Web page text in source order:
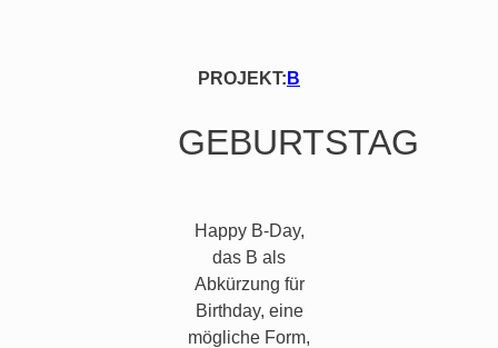
PROJEKT:B
GEBURTSTAG
Happy B-Day,
das B als
Abkürzung für
Birthday, eine
mögliche Form,